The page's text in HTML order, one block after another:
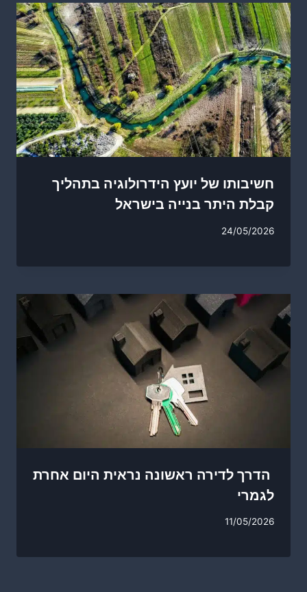
חשיבותו של יועץ הידרולוגיה בתהליך
קבלת היתר בנייה בישראל
24/05/2026
הדרך לדירה ראשונה נראית היום אחרת
לגמרי
11/05/2026